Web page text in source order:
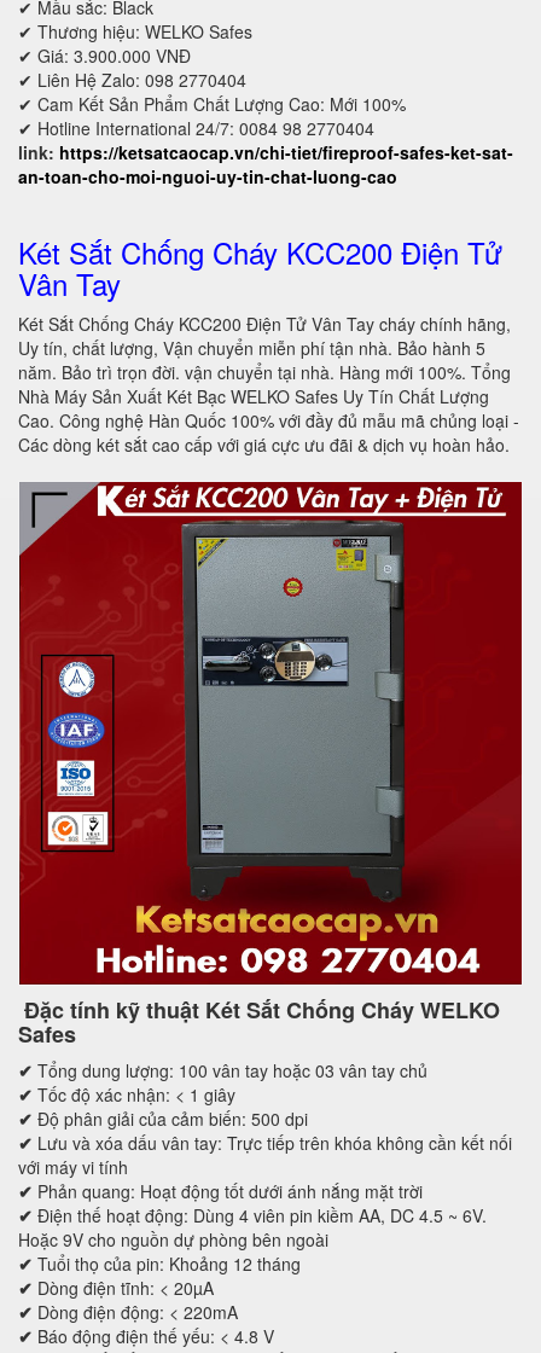
✔ Mầu sắc: Black
✔ Thương hiệu: WELKO Safes
✔ Giá: 3.900.000 VNĐ
✔ Liên Hệ Zalo: 098 2770404
✔ Cam Kết Sản Phẩm Chất Lượng Cao: Mới 100%
✔ Hotline International 24/7: 0084 98 2770404
link: https://ketsatcaocap.vn/chi-tiet/fireproof-safes-ket-sat-
an-toan-cho-moi-nguoi-uy-tin-chat-luong-cao
Két Sắt Chống Cháy KCC200 Điện Tử
Vân Tay
Két Sắt Chống Cháy KCC200 Điện Tử Vân Tay cháy chính hãng,
Uy tín, chất lượng, Vận chuyển miễn phí tận nhà. Bảo hành 5
năm. Bảo trì trọn đời. vận chuyển tại nhà. Hàng mới 100%. Tổng
Nhà Máy Sản Xuất Két Bạc WELKO Safes Uy Tín Chất Lượng
Cao. Công nghệ Hàn Quốc 100% với đầy đủ mẫu mã chủng loại -
Các dòng két sắt cao cấp với giá cực ưu đãi & dịch vụ hoàn hảo.
Đặc tính kỹ thuật Két Sắt Chống Cháy WELKO
Safes
✔ Tổng dung lượng: 100 vân tay hoặc 03 vân tay chủ
✔ Tốc độ xác nhận: < 1 giây
✔ Độ phân giải của cảm biến: 500 dpi
✔ Lưu và xóa dấu vân tay: Trực tiếp trên khóa không cần kết nối
với máy vi tính
✔ Phản quang: Hoạt động tốt dưới ánh nắng mặt trời
✔ Điện thế hoạt động: Dùng 4 viên pin kiềm AA, DC 4.5 ~ 6V.
Hoặc 9V cho nguồn dự phòng bên ngoài
✔ Tuổi thọ của pin: Khoảng 12 tháng
✔ Dòng điện tĩnh: < 20µA
✔ Dòng điện động: < 220mA
✔ Báo động điện thế yếu: < 4.8 V